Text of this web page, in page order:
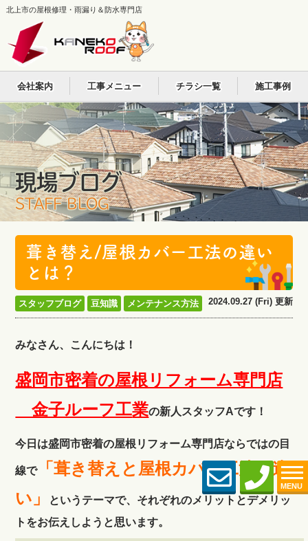
北上市の屋根修理・雨漏り＆防水専門店
MENU
会社案内 工事メニュー チラシ一覧 施工事例
現場ブログ
STAFF BLOG
葺き替え/屋根カバー工法の違い
とは？
スタッフブログ 豆知識 メンテナンス方法 2024.09.27 (Fri) 更新
みなさん、こんにちは！
盛岡市密着の屋根リフォーム専門店
金子ルーフ工業の新人スタッフAです！
今日は盛岡市密着の屋根リフォーム専門店ならではの目
線で「葺き替えと屋根カバー工法の違
い」
というテーマで、それぞれのメリットとデメリッ
トをお伝えしようと思います。